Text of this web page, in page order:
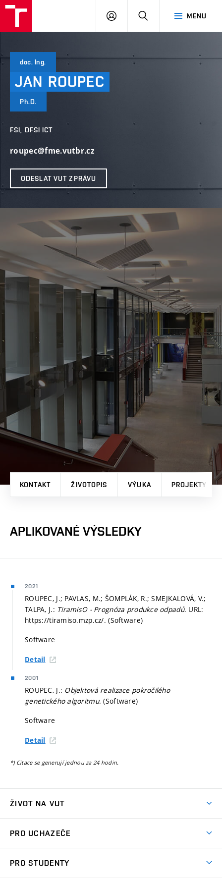
MENU
PŘIHLÁSIT
doc. Ing.
JAN ROUPEC
Ph.D.
FSI, DFSI ICT
roupec@fme.vutbr.cz
ODESLAT VUT ZPRÁVU
KONTAKT ŽIVOTOPIS VÝUKA PROJEKTY
APLIKOVANÉ VÝSLEDKY
2021
ROUPEC, J.; PAVLAS, M.; ŠOMPLÁK, R.; SMEJKALOVÁ, V.;
TALPA, J.: TiramisO - Prognóza produkce odpadů. URL:
https://tiramiso.mzp.cz/. (Software)
Software
Detail
2001
ROUPEC, J.: Objektová realizace pokročilého
genetického algoritmu. (Software)
Software
Detail
*) Citace se generují jednou za 24 hodin.
ŽIVOT NA VUT
Koleje
PRO UCHAZEČE
PRO STUDENTY